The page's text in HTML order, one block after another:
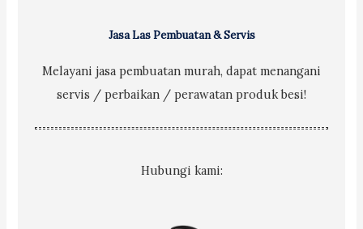
Jasa Las Pembuatan & Servis
Melayani jasa pembuatan murah, dapat menangani
servis / perbaikan / perawatan produk besi!
Hubungi kami: